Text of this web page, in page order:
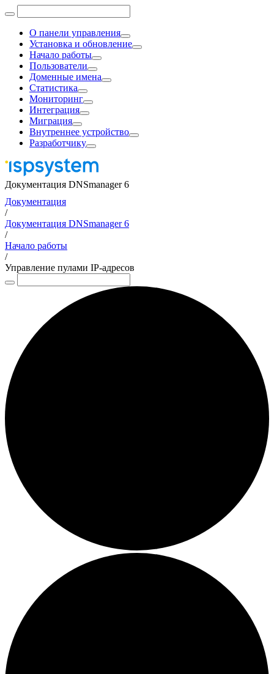
О панели управления
Установка и обновление
Начало работы
Пользователи
Доменные имена
Статистика
Мониторинг
Интеграция
Миграция
Внутреннее устройство
Разработчику
Документация DNSmanager 6
Документация
/
Документация DNSmanager 6
/
Начало работы
/
Управление пулами IP-адресов